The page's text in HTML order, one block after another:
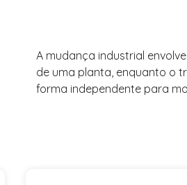
A mudança industrial
de uma planta, enquanto o
forma independente para